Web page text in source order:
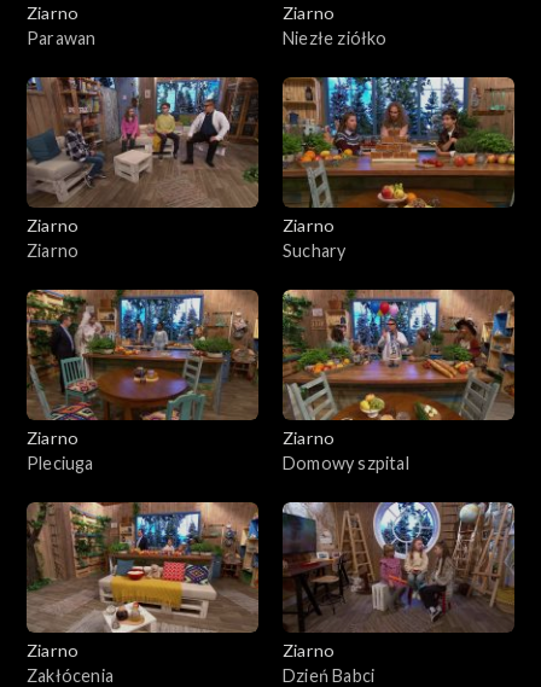
Ziarno
Parawan
Ziarno
Niezłe ziółko
Ziarno
Ziarno
Ziarno
Suchary
Ziarno
Pleciuga
Ziarno
Domowy szpital
Ziarno
Zakłócenia
Ziarno
Dzień Babci